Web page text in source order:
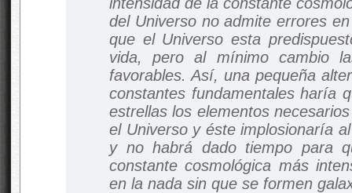
del Universo no admite errores
que el Universo esta
vida, pero al mínimo cambio
favorables. Así, una pequeña
constantes fundamentales haría
estrellas los elementos
el Universo y éste implosionaría
y no habrá dado tiempo para
constante cosmológica más
en la nada sin que se formen